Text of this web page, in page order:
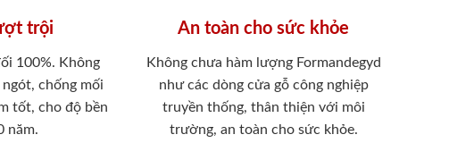
trội
100%. Không
chống mối
tốt, cho độ bền
năm.
An toàn cho sức khỏe
Không chưa hàm lượng Formandegyd
như các dòng cửa gỗ công nghiệp
truyền thống, thân thiện với môi
trường, an toàn cho sức khỏe.